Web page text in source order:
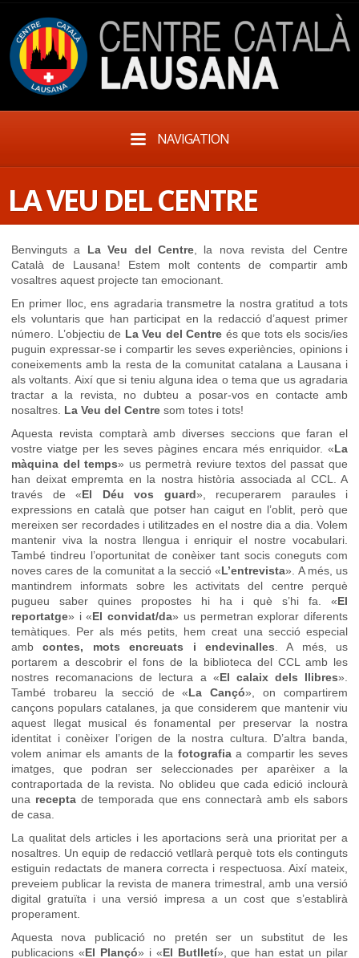
NAVIGATION
LA VEU DEL CENTRE
Benvinguts a La Veu del Centre , la nova revista del Centre
Català de Lausana! Estem molt contents de compartir amb
vosaltres aquest projecte tan emocionant.
En primer lloc, ens agradaria transmetre la nostra gratitud a tots
els voluntaris que han participat en la redacció d’aquest primer
número. L’objectiu de La Veu del Centre és que tots els socis/ies
puguin expressar-se i compartir les seves experiències, opinions i
coneixements amb la resta de la comunitat catalana a Lausana i
als voltants. Així que si teniu alguna idea o tema que us agradaria
tractar a la revista, no dubteu a posar-vos en contacte amb
nosaltres. La Veu del Centre som totes i tots!
Aquesta revista comptarà amb diverses seccions que faran el
vostre viatge per les seves pàgines encara més enriquidor. «La
màquina del temps» us permetrà reviure textos del passat que
han deixat empremta en la nostra història associada al CCL. A
través de «El Déu vos guard», recuperarem paraules i
expressions en català que potser han caigut en l’oblit, però que
mereixen ser recordades i utilitzades en el nostre dia a dia. Volem
mantenir viva la nostra llengua i enriquir el nostre vocabulari.
També tindreu l’oportunitat de conèixer tant socis coneguts com
noves cares de la comunitat a la secció «L’entrevista». A més, us
mantindrem informats sobre les activitats del centre perquè
pugueu saber quines propostes hi ha i què s’hi fa. «El
reportatge» i «El convidat/da» us permetran explorar diferents
temàtiques. Per als més petits, hem creat una secció especial
ambcontes, mots encreuats i endevinalles . A més, us
portarem a descobrir el fons de la biblioteca del CCL amb les
nostres recomanacions de lectura a «El calaix dels llibres».
També trobareu la secció de «La Cançó», on compartirem
cançons populars catalanes, ja que considerem que mantenir viu
aquest llegat musical és fonamental per preservar la nostra
identitat i conèixer l’origen de la nostra cultura. D’altra banda,
volem animar els amants de la fotografiaa compartir les seves
imatges, que podran ser seleccionades per aparèixer a la
contraportada de la revista. No oblideu que cada edició inclourà
una receptade temporada que ens connectarà amb els sabors
de casa.
La qualitat dels articles i les aportacions serà una prioritat per a
nosaltres. Un equip de redacció vetllarà perquè tots els continguts
estiguin redactats de manera correcta i respectuosa. Així mateix,
preveiem publicar la revista de manera trimestral, amb una versió
digital gratuïta i una versió impresa a un cost que s’establirà
properament.
Aquesta nova publicació no pretén ser un substitut de les
publicacions «El Plançó» i «El Butlletí», que han estat un pilar